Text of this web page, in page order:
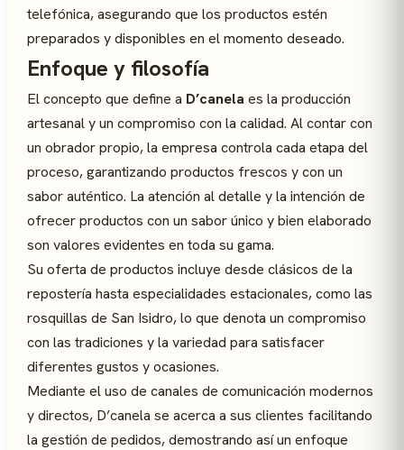
telefónica, asegurando que los productos estén
preparados y disponibles en el momento deseado.
Enfoque y filosofía
El concepto que define a D’canela es la producción
artesanal y un compromiso con la calidad. Al contar con
un obrador propio, la empresa controla cada etapa del
proceso, garantizando productos frescos y con un
sabor auténtico. La atención al detalle y la intención de
ofrecer productos con un sabor único y bien elaborado
son valores evidentes en toda su gama.
Su oferta de productos incluye desde clásicos de la
repostería hasta especialidades estacionales, como las
rosquillas de San Isidro, lo que denota un compromiso
con las tradiciones y la variedad para satisfacer
diferentes gustos y ocasiones.
Mediante el uso de canales de comunicación modernos
y directos, D’canela se acerca a sus clientes facilitando
la gestión de pedidos, demostrando así un enfoque